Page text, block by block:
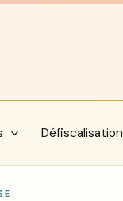
Défiscalisation